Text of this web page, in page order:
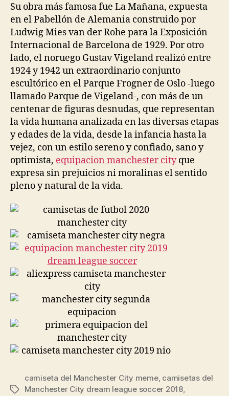
Su obra más famosa fue La Mañana, expuesta
en el Pabellón de Alemania construido por
Ludwig Mies van der Rohe para la Exposición
Internacional de Barcelona de 1929. Por otro
lado, el noruego Gustav Vigeland realizó entre
1924 y 1942 un extraordinario conjunto
escultórico en el Parque Frogner de Oslo -luego
llamado Parque de Vigeland-, con más de un
centenar de figuras desnudas, que representan
la vida humana analizada en las diversas etapas
y edades de la vida, desde la infancia hasta la
vejez, con un estilo sereno y confiado, sano y
optimista, equipacion manchester cityque
expresa sin prejuicios ni moralinas el sentido
pleno y natural de la vida.
Etiquetas
camiseta del Manchester City meme, camisetas del
Manchester City dream league soccer 2018,